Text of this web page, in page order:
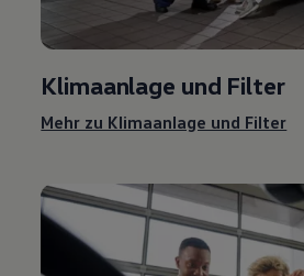
Klimaanlage und Filter
Mehr zu Klimaanlage und Filter